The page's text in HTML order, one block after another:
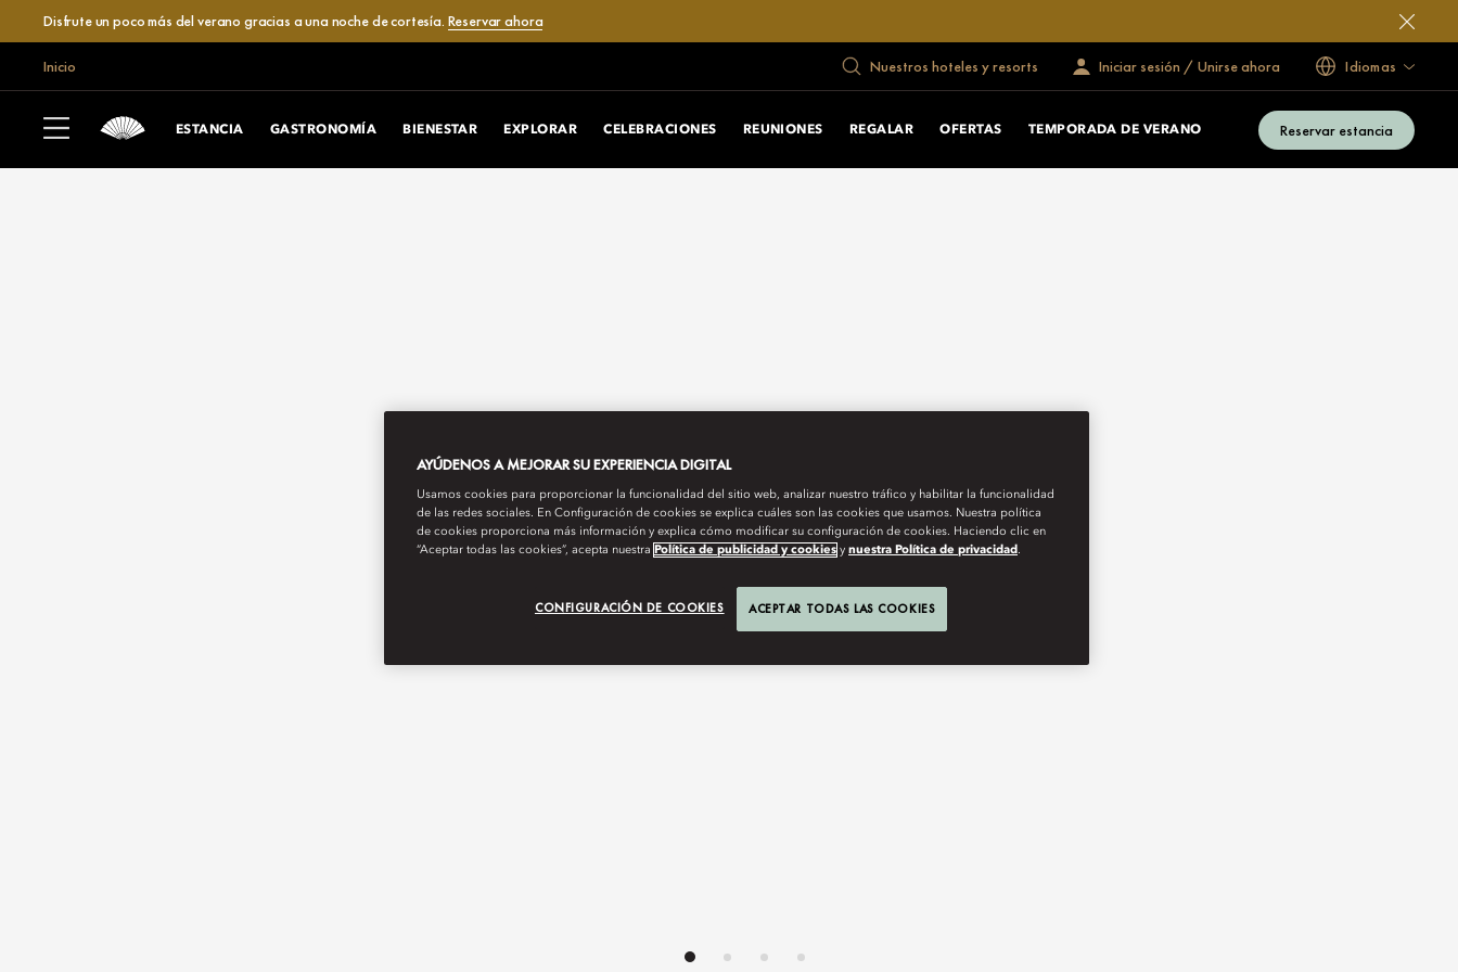
Disfrute un poco más del verano gracias a una noche de cortesía. Reservar ahora
Inicio Nuestros hoteles y resorts Iniciar sesión / Unirse ahora Idiomas
ESTANCIA GASTRONOMÍA BIENESTAR EXPLORAR CELEBRACIONES REUNIONES REGALAR OFERTAS TEMPORADA DE VERANO Reservar estancia
AYÚDENOS A MEJORAR SU EXPERIENCIA DIGITAL
Usamos cookies para proporcionar la funcionalidad del sitio web, analizar nuestro tráfico y habilitar la funcionalidad
de las redes sociales. En Configuración de cookies se explica cuáles son las cookies que usamos. Nuestra política
de cookies proporciona más información y explica cómo modificar su configuración de cookies. Haciendo clic en
“Aceptar todas las cookies”, acepta nuestra Política de publicidad y cookies y nuestra Política de privacidad .
CONFIGURACIÓN DE COOKIES ACEPTAR TODAS LAS COOKIES